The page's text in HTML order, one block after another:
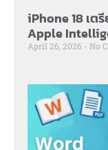
iPhone 18 เต
Apple
April 26, 2026 No